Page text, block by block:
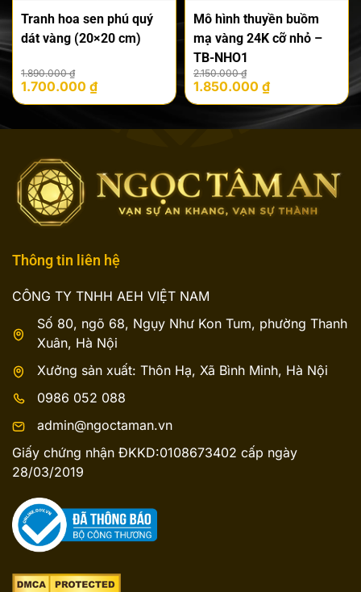
Tranh hoa sen phú quý
dát vàng (20×20 cm)
1.890.000₫
Giá
gốc
là:
1.700.000 ₫
Giá
hiện
tại
Mô hình thuyền buồm
mạ vàng 24K cỡ nhỏ –
TB-NHO1
2.150.000₫
Giá
gốc
là:
2.150.000 ₫.
1.850.000 ₫
Giá
hiện
tại
Thông tin liên hệ
CÔNG TY TNHH AEH VIỆT NAM
Số 80, ngõ 68, Ngụy Như Kon Tum, phường Thanh
Xuân, Hà Nội
Xưởng sản xuất: Thôn Hạ, Xã Bình Minh, Hà Nội
0986 052 088
admin@ngoctaman.vn
Giấy chứng nhận ĐKKD:0108673402 cấp ngày
28/03/2019